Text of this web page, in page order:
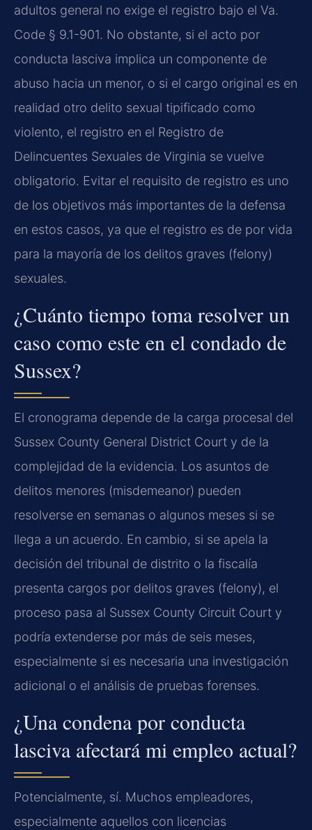
adultos general no exige el registro bajo el Va.
Code § 9.1-901. No obstante, si el acto por
conducta lasciva implica un componente de
abuso hacia un menor, o si el cargo original es en
realidad otro delito sexual tipificado como
violento, el registro en el Registro de
Delincuentes Sexuales de Virginia se vuelve
obligatorio. Evitar el requisito de registro es uno
de los objetivos más importantes de la defensa
en estos casos, ya que el registro es de por vida
para la mayoría de los delitos graves (felony)
sexuales.
¿Cuánto tiempo toma resolver un
caso como este en el condado de
Sussex?
El cronograma depende de la carga procesal del
Sussex County General District Court y de la
complejidad de la evidencia. Los asuntos de
delitos menores (misdemeanor) pueden
resolverse en semanas o algunos meses si se
llega a un acuerdo. En cambio, si se apela la
decisión del tribunal de distrito o la fiscalía
presenta cargos por delitos graves (felony), el
proceso pasa al Sussex County Circuit Court y
podría extenderse por más de seis meses,
especialmente si es necesaria una investigación
adicional o el análisis de pruebas forenses.
¿Una condena por conducta
lasciva afectará mi empleo actual?
Potencialmente, sí. Muchos empleadores,
especialmente aquellos con licencias